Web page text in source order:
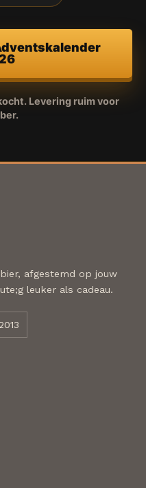
Levering ruim voor
afgestemd op jouw
leuker als cadeau.